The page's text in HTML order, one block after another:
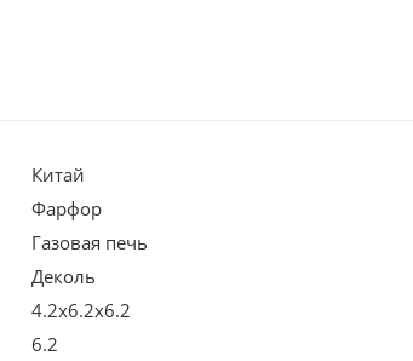
Китай
Фарфор
Газовая печь
Деколь
4.2х6.2х6.2
6.2